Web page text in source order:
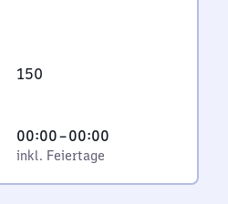
150
00:00–00:00
Von
0
Uhr
inkl. Feiertage